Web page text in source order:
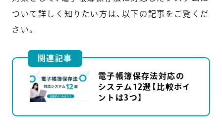
ついて詳しく知りたい方は、以下の記事をご覧くだ
さい。
関連記事
電子帳簿保存法対応の
システム12選【比較ポイ
ントは3つ】